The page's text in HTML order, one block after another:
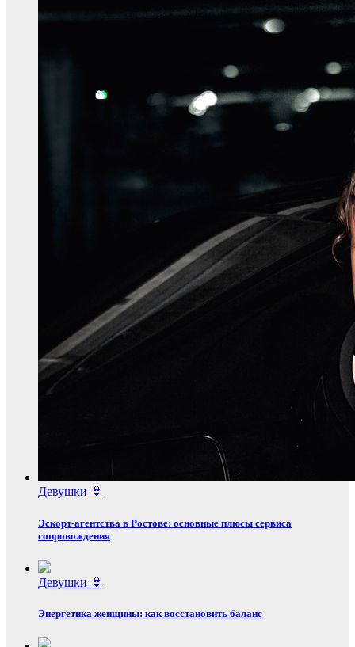
Девушки 👙
Эскорт‑агентства в Ростове: основные плюсы сервиса
сопровождения
Девушки 👙
Энергетика женщины: как восстановить баланс